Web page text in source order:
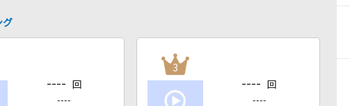
グ
---- 回
----
3
---- 回
----